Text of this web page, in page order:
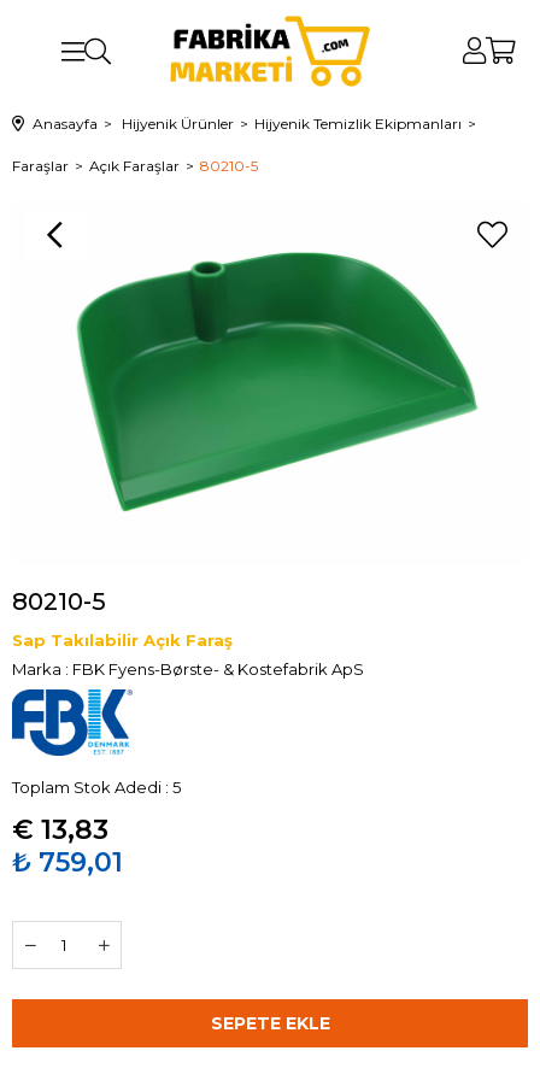
Anasayfa Hijyenik Ürünler Hijyenik Temizlik Ekipmanları
Faraşlar Açık Faraşlar 80210-5
80210-5
Sap Takılabilir Açık Faraş
Marka : FBK Fyens-Børste- & Kostefabrik ApS
Toplam Stok Adedi : 5
€ 13,83
₺ 759,01